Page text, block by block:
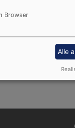
Tschamp-
Browser
Alle